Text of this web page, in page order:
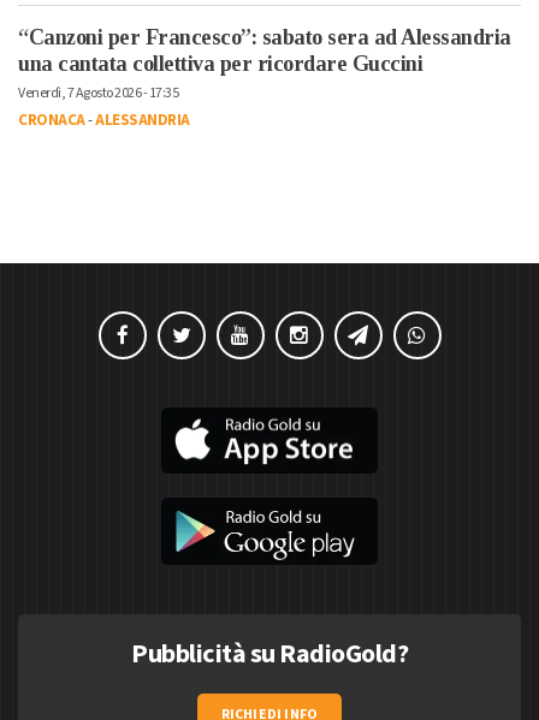
“Canzoni per Francesco”: sabato sera ad Alessandria
una cantata collettiva per ricordare Guccini
Venerdì, 7 Agosto 2026 - 17:35
CRONACA-ALESSANDRIA
Pubblicità su RadioGold?
RICHIEDI INFO